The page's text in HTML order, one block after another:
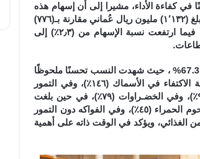
في كفاءة الأداء، مشيرا إلى أن إسهام هذه
القطاعات في الناتج المحلي الإجمالي قد ارتفع لتبلغ (١٬١٣٢) مليون ريال عُماني مقارنة بـ(٧٧٦)
مليون ريال في عام ٢٠٢٠م، وبنموّ قدره (٧٫٩٪)، فيما ارتفعت نسبة الإسهام من (٢٫٣٪) إلى
وبيّن معاليه أن نسبة الاكتفاء الذاتي الغذائي بلغت 67.3% ، حيث شهدت النسب تحسنًا ملحوظًا
ضمن مجموعات السلع الأساسية، وقد بلغت نسبة الاكتفاء في الأسماك (١٤٦٪)، وفي التمور
(٩٩٪)، وفي الحليب (٩٦٪)، وفي بيض المائدة (٩٥٪)، وفي الخضـراوات (٧٩٪)، في حين بلغت
نسب الاكتفاء في اللحوم البيضاء (٦٢٪)، وفي اللحوم الحمراء (٤٥٪)، وفي الفواكه دون التمور
الغذائي، ويؤكد في الوقت ذاته على أهمية